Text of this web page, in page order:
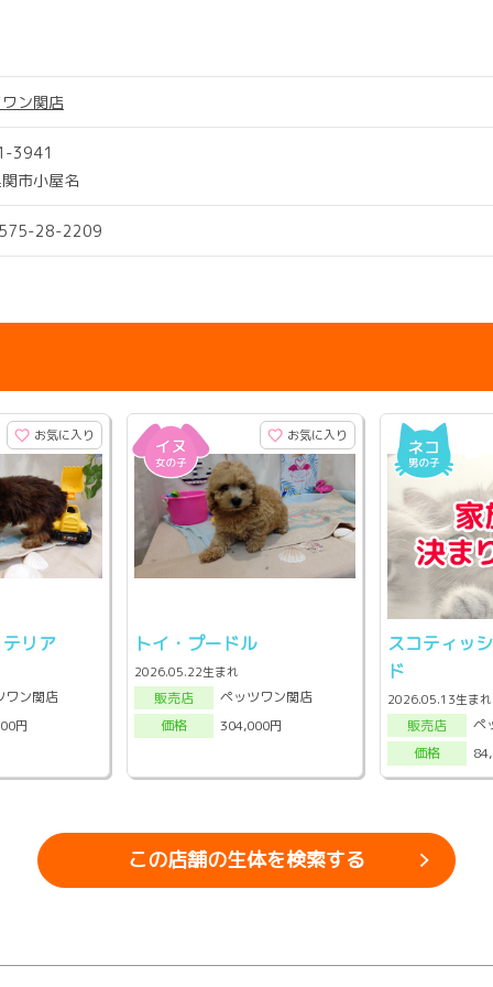
ン関店
3941
市小屋名
28-2209
お気に入り
リア
ワン関店
円
お気に入り
トイ・プードル
2026.05.22生まれ
販売店
ペッツワン関店
価格
304,000円
スコティッ
ド
2026.05.13生まれ
販売店
ペ
価格
この店舗の生体を検索する